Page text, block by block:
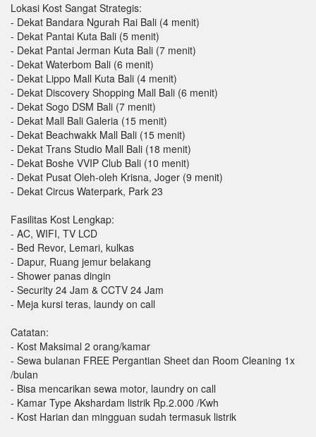
Lokasi Kost Sangat Strategis:
- Dekat Bandara Ngurah Rai Bali (4 menit)
- Dekat Pantai Kuta Bali (5 menit)
- Dekat Pantai Jerman Kuta Bali (7 menit)
- Dekat Waterbom Bali (6 menit)
- Dekat Lippo Mall Kuta Bali (4 menit)
- Dekat Discovery Shopping Mall Bali (6 menit)
- Dekat Sogo DSM Bali (7 menit)
- Dekat Mall Bali Galeria (15 menit)
- Dekat Beachwakk Mall Bali (15 menit)
- Dekat Trans Studio Mall Bali (18 menit)
- Dekat Boshe VVIP Club Bali (10 menit)
- Dekat Pusat Oleh-oleh Krisna, Joger (9 menit)
- Dekat Circus Waterpark, Park 23
Fasilitas Kost Lengkap:
- AC, WIFI, TV LCD
- Bed Revor, Lemari, kulkas
- Dapur, Ruang jemur belakang
- Shower panas dingin
- Security 24 Jam & CCTV 24 Jam
- Meja kursi teras, laundy on call
Catatan:
- Kost Maksimal 2 orang/kamar
- Sewa bulanan FREE Pergantian Sheet dan Room Cleaning 1x
/bulan
- Bisa mencarikan sewa motor, laundry on call
- Kamar Type Akshardam listrik Rp.2.000 /Kwh
- Kost Harian dan mingguan sudah termasuk listrik